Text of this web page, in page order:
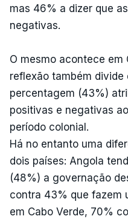
mas 46% a dizer que
negativas.
O mesmo acontece em
reflexão também divide
percentagem (43%)
positivas e negativas
período colonial.
Há no entanto uma
dois países: Angola
(48%) a governação
contra 43% que fazem
em Cabo Verde, 70%